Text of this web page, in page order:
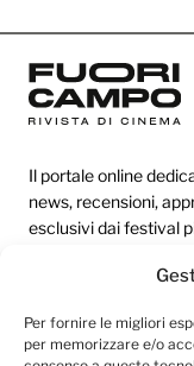
Per fornire le migliori
per memorizzare e/o
Il portale online
news, recensioni,
esclusivi dai festival
Redazione